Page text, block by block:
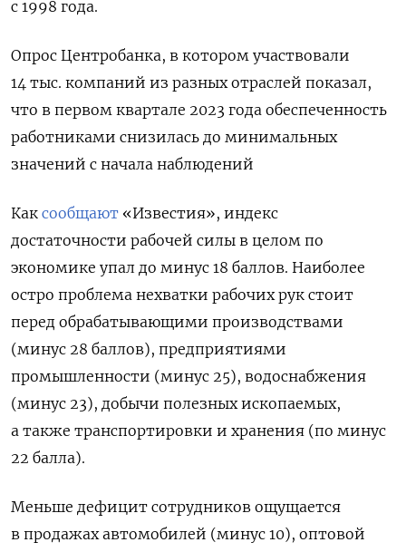
с 1998 года.
Опрос Центробанка, в котором участвовали
14 тыс. компаний из разных отраслей показал,
что в первом квартале 2023 года обеспеченность
работниками снизилась до минимальных
значений с начала наблюдений
Как сообщают «Известия», индекс
достаточности рабочей силы в целом по
экономике упал до минус 18 баллов. Наиболее
остро проблема нехватки рабочих рук стоит
перед обрабатывающими производствами
(минус 28 баллов), предприятиями
промышленности (минус 25), водоснабжения
(минус 23), добычи полезных ископаемых,
а также транспортировки и хранения (по минус
22 балла).
Меньше дефицит сотрудников ощущается
в продажах автомобилей (минус 10), оптовой